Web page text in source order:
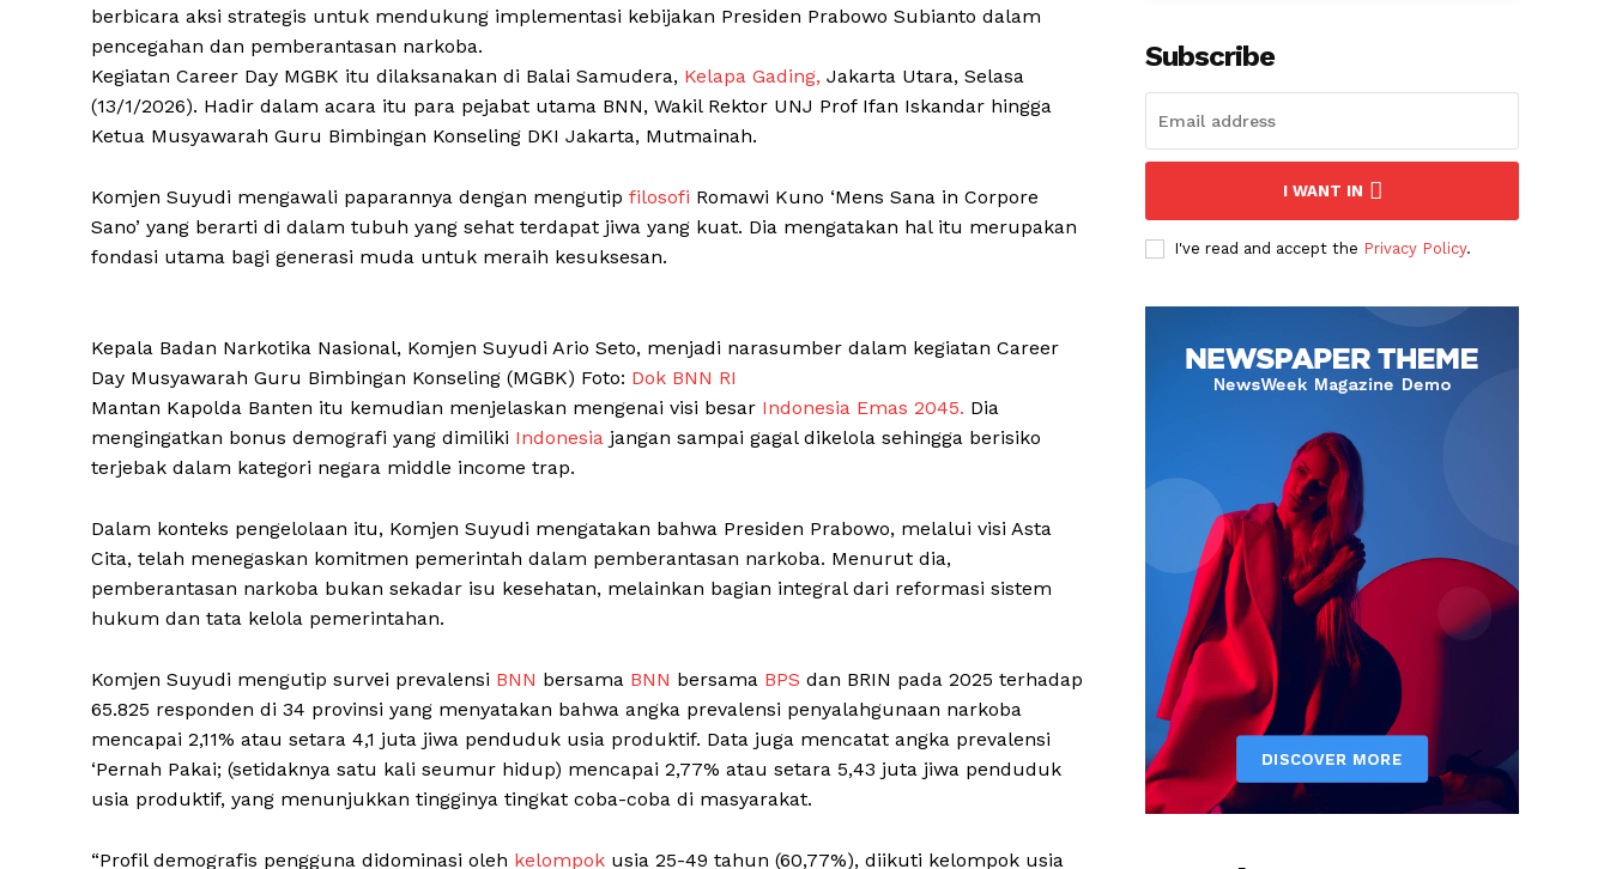
berbicara aksi strategis untuk mendukung implementasi kebijakan Presiden Prabowo Subianto dalam
pencegahan dan pemberantasan narkoba.
Kegiatan Career Day MGBK itu dilaksanakan di Balai Samudera, Kelapa Gading, Jakarta Utara, Selasa
(13/1/2026). Hadir dalam acara itu para pejabat utama BNN, Wakil Rektor UNJ Prof Ifan Iskandar hingga
Ketua Musyawarah Guru Bimbingan Konseling DKI Jakarta, Mutmainah.
Komjen Suyudi mengawali paparannya dengan mengutip filosofi Romawi Kuno ‘Mens Sana in Corpore
Sano’ yang berarti di dalam tubuh yang sehat terdapat jiwa yang kuat. Dia mengatakan hal itu merupakan
fondasi utama bagi generasi muda untuk meraih kesuksesan.
Kepala Badan Narkotika Nasional, Komjen Suyudi Ario Seto, menjadi narasumber dalam kegiatan Career
Day Musyawarah Guru Bimbingan Konseling (MGBK) Foto: Dok BNN RI
Mantan Kapolda Banten itu kemudian menjelaskan mengenai visi besar Indonesia Emas 2045. Dia
mengingatkan bonus demografi yang dimiliki Indonesia jangan sampai gagal dikelola sehingga berisiko
terjebak dalam kategori negara middle income trap.
Dalam konteks pengelolaan itu, Komjen Suyudi mengatakan bahwa Presiden Prabowo, melalui visi Asta
Cita, telah menegaskan komitmen pemerintah dalam pemberantasan narkoba. Menurut dia,
pemberantasan narkoba bukan sekadar isu kesehatan, melainkan bagian integral dari reformasi sistem
hukum dan tata kelola pemerintahan.
Komjen Suyudi mengutip survei prevalensi BNN bersama BNN bersama BPS dan BRIN pada 2025 terhadap
65.825 responden di 34 provinsi yang menyatakan bahwa angka prevalensi penyalahgunaan narkoba
mencapai 2,11% atau setara 4,1 juta jiwa penduduk usia produktif. Data juga mencatat angka prevalensi
‘Pernah Pakai; (setidaknya satu kali seumur hidup) mencapai 2,77% atau setara 5,43 juta jiwa penduduk
usia produktif, yang menunjukkan tingginya tingkat coba-coba di masyarakat.
“Profil demografis pengguna didominasi oleh kelompok usia 25-49 tahun (60,77%), diikuti kelompok usia
Subscribe
I WANT IN
I've read and accept the Privacy Policy.